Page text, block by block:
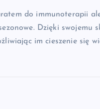
do immunoterapii
Dzięki swojemu
im cieszenie się